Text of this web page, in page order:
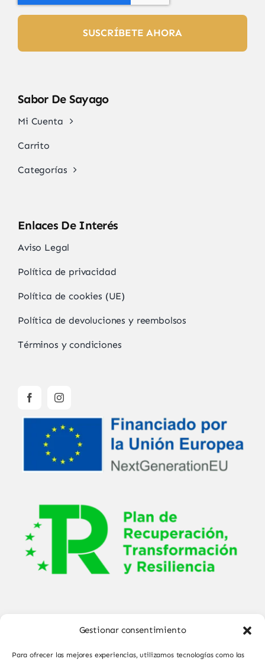
Gestionar consentimiento
Para ofrecer las mejores experiencias, utilizamos tecnologías como las
SUSCRÍBETE AHORA
Sabor De Sayago
Mi Cuenta
Carrito
Categorías
Enlaces De Interés
Aviso Legal
Política de privacidad
Política de cookies (UE)
Política de devoluciones y reembolsos
Términos y condiciones